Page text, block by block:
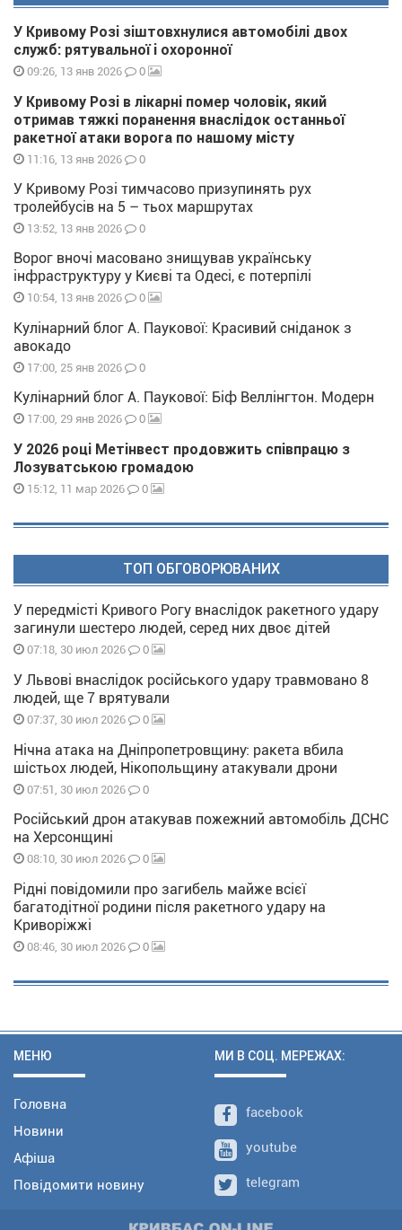
У Кривому Розі зіштовхнулися автомобілі двох
служб: рятувальної і охоронної
09:26, 13 янв 2026 0
У Кривому Розі в лікарні помер чоловік, який
отримав тяжкі поранення внаслідок останньої
ракетної атаки ворога по нашому місту
11:16, 13 янв 2026 0
У Кривому Розі тимчасово призупинять рух
тролейбусів на 5 – тьох маршрутах
13:52, 13 янв 2026 0
Ворог вночі масовано знищував українську
інфраструктуру у Києві та Одесі, є потерпілі
10:54, 13 янв 2026 0
Кулінарний блог А. Паукової: Красивий сніданок з
авокадо
17:00, 25 янв 2026 0
Кулінарний блог А. Паукової: Біф Веллінгтон. Модерн
17:00, 29 янв 2026 0
У 2026 році Метінвест продовжить співпрацю з
Лозуватською громадою
15:12, 11 мар 2026 0
ТОП ОБГОВОРЮВАНИХ
У передмісті Кривого Рогу внаслідок ракетного удару
загинули шестеро людей, серед них двоє дітей
07:18, 30 июл 2026 0
У Львові внаслідок російського удару травмовано 8
людей, ще 7 врятували
07:37, 30 июл 2026 0
Нічна атака на Дніпропетровщину: ракета вбила
шістьох людей, Нікопольщину атакували дрони
07:51, 30 июл 2026 0
Російський дрон атакував пожежний автомобіль ДСНС
на Херсонщині
08:10, 30 июл 2026 0
Рідні повідомили про загибель майже всієї
багатодітної родини після ракетного удару на
Криворіжжі
08:46, 30 июл 2026 0
МЕНЮ
Головна
Новини
Афіша
Повідомити новину
МИ В СОЦ. МЕРЕЖАХ:
facebook
youtube
telegram